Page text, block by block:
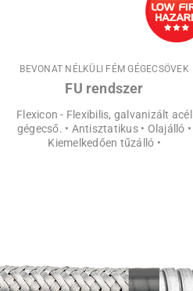
BEVONAT NÉLKÜLI FÉM GÉGECSÖVEK
FU rendszer
Flexicon - Flexibilis, galvanizált acél
gégecső. • Antisztatikus • Olajálló •
Kiemelkedően tűzálló •